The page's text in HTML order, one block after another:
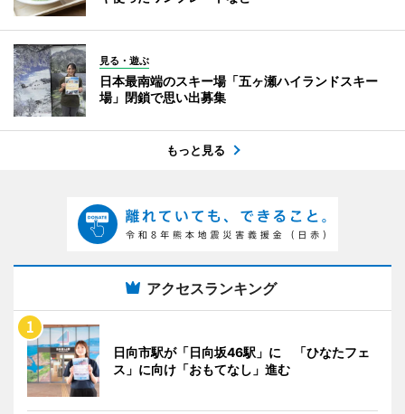
見る・遊ぶ
日本最南端のスキー場「五ヶ瀬ハイランドスキー
場」閉鎖で思い出募集
もっと見る
アクセスランキング
日向市駅が「日向坂46駅」に 「ひなたフェ
ス」に向け「おもてなし」進む